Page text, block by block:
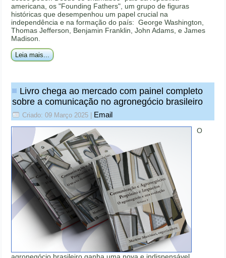
americana, os "Founding Fathers", um grupo de figuras
históricas que desempenhou um papel crucial na
independência e na formação do país: George Washington,
Thomas Jefferson, Benjamin Franklin, John Adams, e James
Madison.
Leia mais...
Livro chega ao mercado com painel completo
sobre a comunicação no agronegócio brasileiro
Criado: 09 Março 2025 Email
O
agronegócio brasileiro ganha uma nova e indispensável